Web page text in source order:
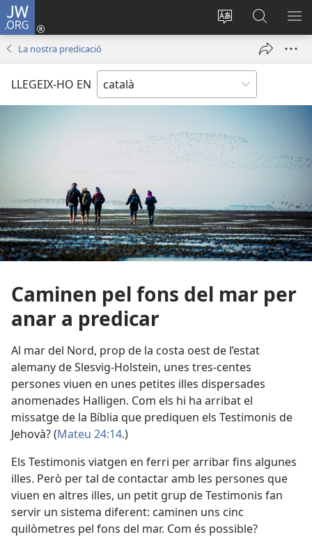
JW.ORG
Canvia
d’idioma
Inicia
sessió
finestra
Cerca
jw.org
La nostra predicació
LLEGEIX-HO EN
Caminen pel fons del mar per
anar a predicar
Al mar del Nord, prop de la costa oest de l’estat
alemany de Slesvig-Holstein, unes tres-centes
persones viuen en unes petites illes dispersades
anomenades Halligen. Com els hi ha arribat el
missatge de la Bíblia que prediquen els Testimonis de
Jehovà? (Mateu 24:14.)
Els Testimonis viatgen en ferri per arribar fins algunes
illes. Però per tal de contactar amb les persones que
viuen en altres illes, un petit grup de Testimonis fan
servir un sistema diferent: caminen uns cinc
quilòmetres pel fons del mar. Com és possible?